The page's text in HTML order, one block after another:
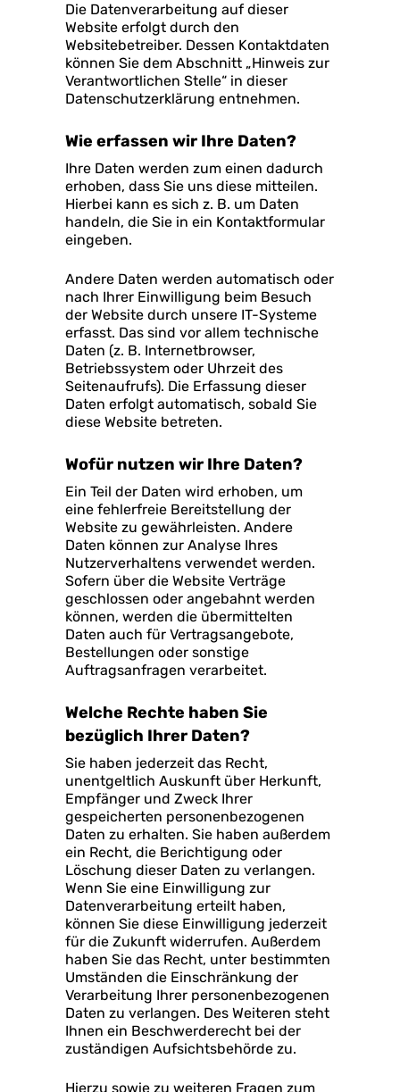
Die Datenverarbeitung auf dieser
Website erfolgt durch den
Websitebetreiber. Dessen Kontaktdaten
können Sie dem Abschnitt „Hinweis zur
Verantwortlichen Stelle“ in dieser
Datenschutzerklärung entnehmen.
Wie erfassen wir Ihre Daten?
Ihre Daten werden zum einen dadurch
erhoben, dass Sie uns diese mitteilen.
Hierbei kann es sich z. B. um Daten
handeln, die Sie in ein Kontaktformular
eingeben.
Andere Daten werden automatisch oder
nach Ihrer Einwilligung beim Besuch
der Website durch unsere IT-Systeme
erfasst. Das sind vor allem technische
Daten (z. B. Internetbrowser,
Betriebssystem oder Uhrzeit des
Seitenaufrufs). Die Erfassung dieser
Daten erfolgt automatisch, sobald Sie
diese Website betreten.
Wofür nutzen wir Ihre Daten?
Ein Teil der Daten wird erhoben, um
eine fehlerfreie Bereitstellung der
Website zu gewährleisten. Andere
Daten können zur Analyse Ihres
Nutzerverhaltens verwendet werden.
Sofern über die Website Verträge
geschlossen oder angebahnt werden
können, werden die übermittelten
Daten auch für Vertragsangebote,
Bestellungen oder sonstige
Auftragsanfragen verarbeitet.
Welche Rechte haben Sie
bezüglich Ihrer Daten?
Sie haben jederzeit das Recht,
unentgeltlich Auskunft über Herkunft,
Empfänger und Zweck Ihrer
gespeicherten personenbezogenen
Daten zu erhalten. Sie haben außerdem
ein Recht, die Berichtigung oder
Löschung dieser Daten zu verlangen.
Wenn Sie eine Einwilligung zur
Datenverarbeitung erteilt haben,
können Sie diese Einwilligung jederzeit
für die Zukunft widerrufen. Außerdem
haben Sie das Recht, unter bestimmten
Umständen die Einschränkung der
Verarbeitung Ihrer personenbezogenen
Daten zu verlangen. Des Weiteren steht
Ihnen ein Beschwerderecht bei der
zuständigen Aufsichtsbehörde zu.
Hierzu sowie zu weiteren Fragen zum